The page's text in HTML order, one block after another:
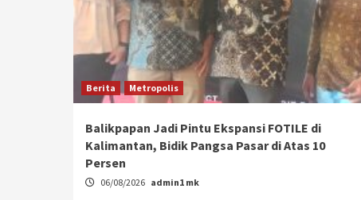
Berita Metropolis
Balikpapan Jadi Pintu Ekspansi FOTILE di
Kalimantan, Bidik Pangsa Pasar di Atas 10
Persen
06/08/2026 admin1 mk